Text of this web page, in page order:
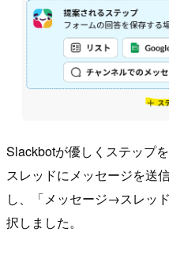
Slackbotが優しくステップ
スレッドにメッセージを送
し、「メッセージ→スレッ
択しました。